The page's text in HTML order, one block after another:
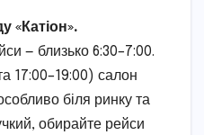
«Катіон».
— близько 6:30–7:00.
17:00–19:00) салон
біля ринку та
обирайте рейси